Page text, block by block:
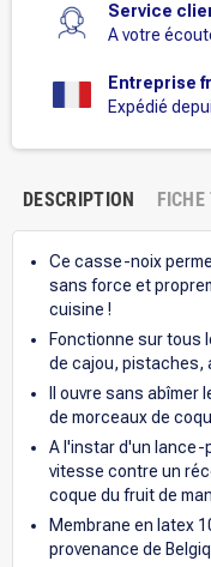
Service
A votre
Entreprise
Expédié
DESCRIPTION
Ce casse-noix
sans force et
cuisine !
Fonctionne sur tous
de cajou, pistaches,
Il ouvre sans
de morceaux de
A l'instar d'un lance-
vitesse contre un
coque du fruit de
Membrane en latex
provenance de